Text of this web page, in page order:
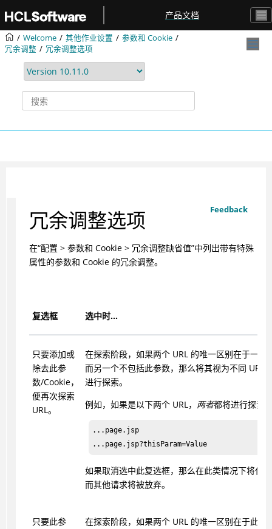
产品文档
Welcome 其他作业设置
参数和 Cookie
冗余调整
冗余调整选项
Feedback
冗余调整选项
在“配置 > 参数和 Cookie > 冗余调整缺省值”中列出带有特殊
属性的参数和 Cookie 的冗余调整。
复选框 选中时...
只要添加或
除去此参
数/Cookie，
便再次探索
URL。
在探索阶段，如果两个 URL 的唯一区别在于一个
而另一个不包括此参数，那么将其视为不同 URL
进行探索。
例如，如果是以下两个 URL， 两者都将进行探索
...page.jsp
...page.jsp?thisParam=Value
如果取消选中此复选框，那么在此类情况下将仅
而其他请求将被放弃。
只要此参
在探索阶段，如果两个 URL 的唯一区别在于此参